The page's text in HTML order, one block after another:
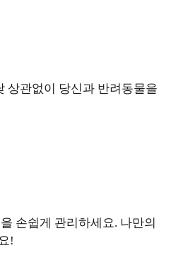
상관없이 당신과 반려동물을
손쉽게 관리하세요. 나만의
!